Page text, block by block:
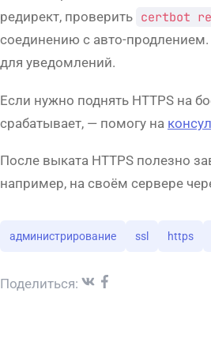
редирект, проверить certbot
соединению с авто-
для уведомлений.
Если нужно поднять HTTPS на
срабатывает, — помогу на
После выката HTTPS полезно
например, на своём сервере
администрирование ssl https
Поделиться: